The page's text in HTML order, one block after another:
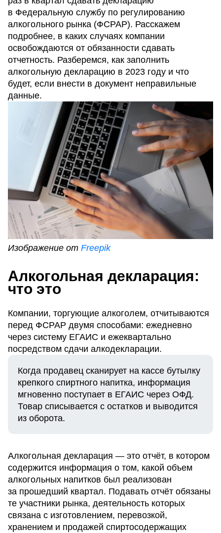
в Федеральную службу по регулированию
алкогольного рынка (ФСРАР). Расскажем
подробнее, в каких случаях компании
освобождаются от обязанности сдавать
отчетность. Разберемся, как заполнить
алкогольную декларацию в 2023 году и что
будет, если внести в документ неправильные
данные.
Изображение от Freepik
Алкогольная декларация:
что это
Компании, торгующие алкоголем, отчитываются
перед ФСРАР двумя способами: ежедневно
через систему ЕГАИС и ежеквартально
посредством сдачи алкодекларации.
Когда продавец сканирует на кассе бутылку
крепкого спиртного напитка, информация
мгновенно поступает в ЕГАИС через ОФД.
Товар списывается с остатков и выводится
из оборота.
Алкогольная декларация — это отчёт, в котором
содержится информация о том, какой объем
алкогольных напитков был реализован
за прошедший квартал. Подавать отчёт обязаны
те участники рынка, деятельность которых
связана с изготовлением, перевозкой,
хранением и продажей спиртосодержащих